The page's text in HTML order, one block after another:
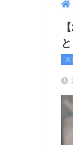
ス